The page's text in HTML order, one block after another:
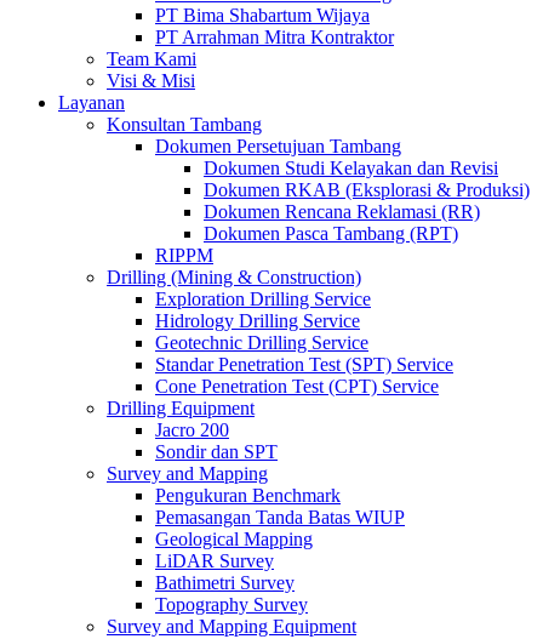
PT Bima Shabartum Wijaya
PT Arrahman Mitra Kontraktor
Team Kami
Visi & Misi
Layanan
Konsultan Tambang
Dokumen Persetujuan Tambang
Dokumen Studi Kelayakan dan Revisi
Dokumen RKAB (Eksplorasi & Produksi)
Dokumen Rencana Reklamasi (RR)
Dokumen Pasca Tambang (RPT)
RIPPM
Drilling (Mining & Construction)
Exploration Drilling Service
Hidrology Drilling Service
Geotechnic Drilling Service
Standar Penetration Test (SPT) Service
Cone Penetration Test (CPT) Service
Drilling Equipment
Jacro 200
Sondir dan SPT
Survey and Mapping
Pengukuran Benchmark
Pemasangan Tanda Batas WIUP
Geological Mapping
LiDAR Survey
Bathimetri Survey
Topography Survey
Survey and Mapping Equipment